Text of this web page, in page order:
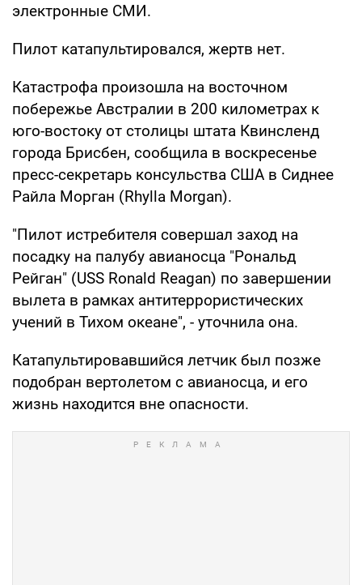
электронные СМИ.
Пилот катапультировался, жертв нет.
Катастрофа произошла на восточном
побережье Австралии в 200 километрах к
юго-востоку от столицы штата Квинсленд
города Брисбен, сообщила в воскресенье
пресс-секретарь консульства США в Сиднее
Райла Морган (Rhylla Morgan).
"Пилот истребителя совершал заход на
посадку на палубу авианосца "Рональд
Рейган" (USS Ronald Reagan) по завершении
вылета в рамках антитеррористических
учений в Тихом океане", - уточнила она.
Катапультировавшийся летчик был позже
подобран вертолетом с авианосца, и его
жизнь находится вне опасности.